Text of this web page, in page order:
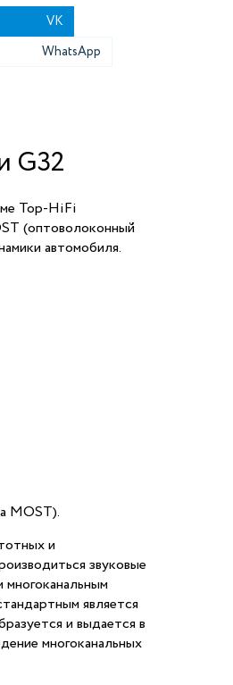
VK
WhatsApp
G32
Top-HiFi
(оптоволоконный
автомобиля.
MOST).
и
звуковые
является
и выдается в
многоканальных